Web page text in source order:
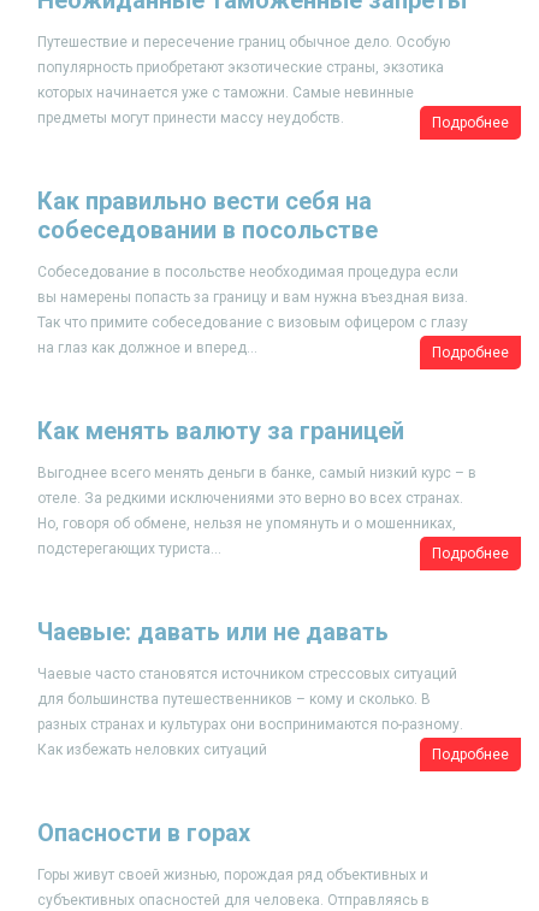
Путешествие и пересечение границ обычное дело. Особую
популярность приобретают экзотические страны, экзотика
которых начинается уже с таможни. Самые невинные
предметы могут принести массу неудобств.
Подробнее
Как правильно вести себя на
собеседовании в посольстве
Собеседование в посольстве необходимая процедура если
вы намерены попасть за границу и вам нужна въездная виза.
Так что примите собеседование с визовым офицером с глазу
на глаз как должное и вперед...
Подробнее
Как менять валюту за границей
Выгоднее всего менять деньги в банке, самый низкий курс – в
отеле. За редкими исключениями это верно во всех странах.
Но, говоря об обмене, нельзя не упомянуть и о мошенниках,
подстерегающих туриста...
Подробнее
Чаевые: давать или не давать
Чаевые часто становятся источником стрессовых ситуаций
для большинства путешественников – кому и сколько. В
разных странах и культурах они воспринимаются по-разному.
Как избежать неловких ситуаций
Подробнее
Опасности в горах
Горы живут своей жизнью, порождая ряд объективных и
субъективных опасностей для человека. Отправляясь в